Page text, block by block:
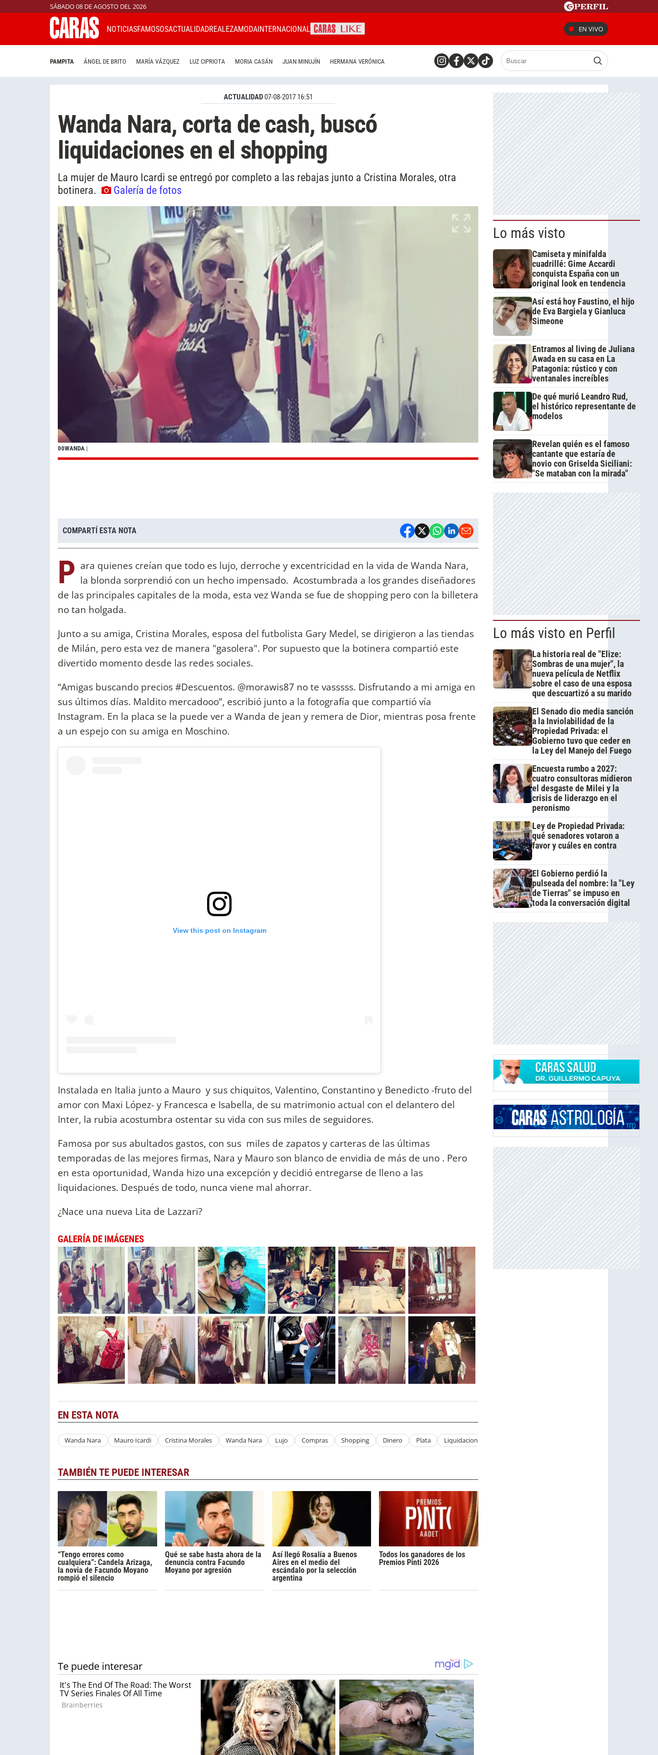
SÁBADO 08 DE AGOSTO DEL 2026
NOTICIASFAMOSOSACTUALIDADREALEZAMODAINTERNACIONAL EN VIVO
PAMPITA ÁNGEL DE BRITO MARÍA VÁZQUEZ LUZ CIPRIOTA MORIA CASÁN JUAN MINUJÍN HERMANA VERÓNICA
ACTUALIDAD07-08-2017 16:51
Wanda Nara, corta de cash, buscó
liquidaciones en el shopping
La mujer de Mauro Icardi se entregó por completo a las rebajas junto a Cristina Morales, otra
botinera.
Galería de fotos
00WANDA |
COMPARTÍ ESTA NOTA
P ara quienes creían que todo es lujo, derroche y excentricidad en la vida de Wanda Nara,
la blonda sorprendió con un hecho impensado. Acostumbrada a los grandes diseñadores
de las principales capitales de la moda, esta vez Wanda se fue de shopping pero con la billetera
no tan holgada.
Junto a su amiga, Cristina Morales, esposa del futbolista Gary Medel, se dirigieron a las tiendas
de Milán, pero esta vez de manera "gasolera". Por supuesto que la botinera compartió este
divertido momento desde las redes sociales.
“Amigas buscando precios #Descuentos. @morawis87 no te vasssss. Disfrutando a mi amiga en
sus últimos días. Maldito mercadooo”, escribió junto a la fotografía que compartió vía
Instagram. En la placa se la puede ver a Wanda de jean y remera de Dior, mientras posa frente
a un espejo con su amiga en Moschino.
View this post on Instagram
Instalada en Italia junto a Mauro y sus chiquitos, Valentino, Constantino y Benedicto -fruto del
amor con Maxi López- y Francesca e Isabella, de su matrimonio actual con el delantero del
Inter, la rubia acostumbra ostentar su vida con sus miles de seguidores.
Famosa por sus abultados gastos, con sus miles de zapatos y carteras de las últimas
temporadas de las mejores firmas, Nara y Mauro son blanco de envidia de más de uno . Pero
en esta oportunidad, Wanda hizo una excepción y decidió entregarse de lleno a las
liquidaciones. Después de todo, nunca viene mal ahorrar.
¿Nace una nueva Lita de Lazzari?
GALERÍA DE IMÁGENES
EN ESTA NOTA
Wanda Nara Mauro Icardi Cristina Morales Wanda Nara Lujo Compras Shopping Dinero Plata Liquidaciones
TAMBIÉN TE PUEDE INTERESAR
“Tengo errores como
cualquiera”: Candela Arizaga,
la novia de Facundo Moyano
rompió el silencio
Qué se sabe hasta ahora de la
denuncia contra Facundo
Moyano por agresión
Así llegó Rosalía a Buenos
Aires en el medio del
escándalo por la selección
argentina
Todos los ganadores de los
Premios Pinti 2026
Lo más visto
Camiseta y minifalda
cuadrillé: Gime Accardi
conquista España con un
original look en tendencia
Así está hoy Faustino, el hijo
de Eva Bargiela y Gianluca
Simeone
Entramos al living de Juliana
Awada en su casa en La
Patagonia: rústico y con
ventanales increíbles
De qué murió Leandro Rud,
el histórico representante de
modelos
Revelan quién es el famoso
cantante que estaría de
novio con Griselda Siciliani:
"Se mataban con la mirada"
Lo más visto en Perfil
La historia real de "Elize:
Sombras de una mujer", la
nueva película de Netflix
sobre el caso de una esposa
que descuartizó a su marido
El Senado dio media sanción
a la Inviolabilidad de la
Propiedad Privada: el
Gobierno tuvo que ceder en
la Ley del Manejo del Fuego
Encuesta rumbo a 2027:
cuatro consultoras midieron
el desgaste de Milei y la
crisis de liderazgo en el
peronismo
Ley de Propiedad Privada:
qué senadores votaron a
favor y cuáles en contra
El Gobierno perdió la
pulseada del nombre: la "Ley
de Tierras" se impuso en
toda la conversación digital